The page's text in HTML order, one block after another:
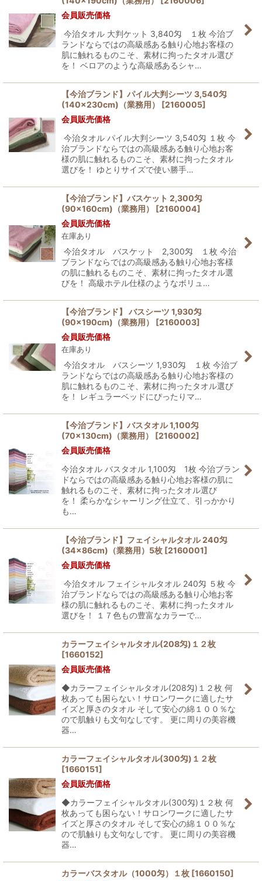
会員販売価格
今治タオル 大判ケット 3,840匁 １枚 今治ブ
ランドならではの高級感ある触り心地お客様の
肌に触れるものこそ、素材に拘ったタオル選び
を！ ベロアのような高級感あるシャ…
【今治ブランド】パイル大判シーツ 3,540匁
(140×230cm)（業務用）
[2160005]
会員販売価格
今治タオル パイル大判シーツ 3,540匁 １枚 今
治ブランドならではの高級感ある触り心地お客
様の肌に触れるものこそ、素材に拘ったタオル
選びを！ ゆとりサイズで使い勝手…
【今治ブランド】バスケット 2,300匁
(90×160cm)（業務用）
[2160004]
会員販売価格
在庫あり
今治タオル バスケット 2,300匁 １枚 今治
ブランドならではの高級感ある触り心地お客様
の肌に触れるものこそ、素材に拘ったタオル選
びを！ 高級ホテル仕様のようなボリュ…
【今治ブランド】 バスシーツ 1,930匁
(90×190cm)（業務用）
[2160003]
会員販売価格
在庫あり
今治タオル バスシーツ 1,930匁 １枚 今治ブ
ランドならではの高級感ある触り心地お客様の
肌に触れるものこそ、素材に拘ったタオル選び
を！ レギュラーベッドにぴったりマ…
【今治ブランド】バスタオル 1,100匁
(70×130cm)（業務用）
[2160002]
会員販売価格
今治タオル バスタオル 1,100匁 1枚 今治ブラン
ドならではの高級感ある触り心地お客様の肌に
触れるものこそ、素材に拘ったタオル選び
を！ 柔らかなシャーリング仕立て、引っかかり
も…
【今治ブランド】フェイシャルタオル 240匁
(34×86cm)（業務用）5枚 [2160001]
会員販売価格
今治タオル フェイシャルタオル 240匁 ５枚 今
治ブランドならではの高級感ある触り心地お客
様の肌に触れるものこそ、素材に拘ったタオル
選びを！ １７色もの豊富なカラーで…
カラーフェイシャルタオル(208匁)１２枚
[1660152]
会員販売価格
◆カラーフェイシャルタオル(208匁)１２枚 何
枚あっても困らない！サロンワークに適したサ
イズと厚さのタオル そして安心の綿１００％な
ので肌触りも文句なしです。 更に周りの美容機
器…
カラーフェイシャルタオル(300匁)１２枚
[1660151]
会員販売価格
◆カラーフェイシャルタオル(300匁)１２枚 何
枚あっても困らない！サロンワークに適したサ
イズと厚さのタオル そして安心の綿１００％な
ので肌触りも文句なしです。 更に周りの美容機
器…
カラーバスタオル（1000匁）１枚 [1660150]